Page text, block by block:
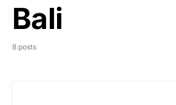
Bali
8 posts